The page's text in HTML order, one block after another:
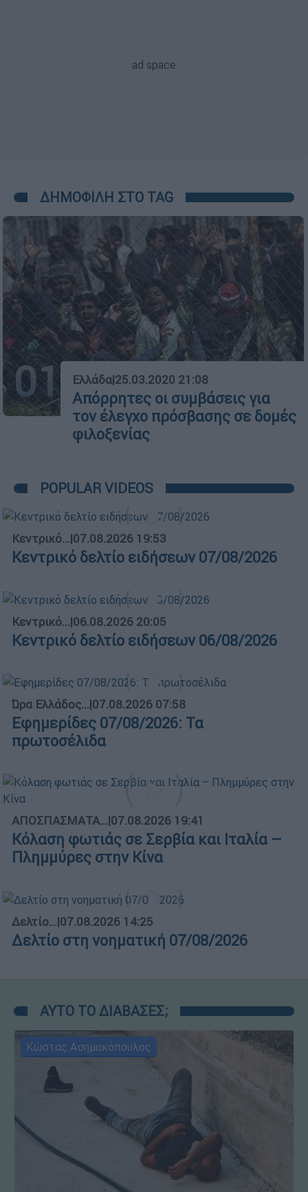
ΔΗΜΟΦΙΛΗ ΣΤΟ TAG
01 Ελλάδα|25.03.2020 21:08
Απόρρητες οι συμβάσεις για
τον έλεγχο πρόσβασης σε δομές
φιλοξενίας
POPULAR VIDEOS
Κεντρικό...|07.08.2026 19:53
Κεντρικό δελτίο ειδήσεων 07/08/2026
Κεντρικό...|06.08.2026 20:05
Κεντρικό δελτίο ειδήσεων 06/08/2026
Ώρα Ελλάδος...|07.08.2026 07:58
Εφημερίδες 07/08/2026: Τα
πρωτοσέλιδα
ΑΠΟΣΠΑΣΜΑΤΑ...|07.08.2026 19:41
Κόλαση φωτιάς σε Σερβία και Ιταλία –
Πλημμύρες στην Κίνα
Δελτίο...|07.08.2026 14:25
Δελτίο στη νοηματική 07/08/2026
ΑΥΤΟ ΤΟ ΔΙΑΒΑΣΕΣ;
Κώστας Ασημακόπουλος